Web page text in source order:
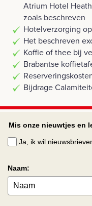
Atrium Hotel
zoals beschreven
Hotelverzorging
Het beschreven
Koffie of thee bij
Brabantse
Bijdrage
Mis onze nieuwtjes en
Ja, ik wil
Naam: